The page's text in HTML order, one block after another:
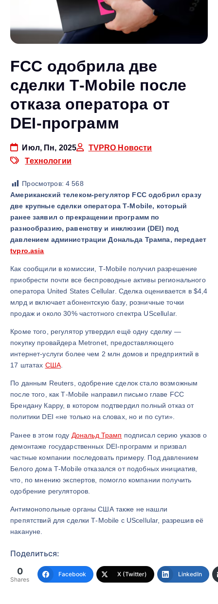
FCC одобрила две
сделки T‑Mobile после
отказа оператора от
DEI‑программ
Июл, Пн, 2025
TVPRO Новости
Технологии
Просмотров: 4 568
Американский телеком‑регулятор FCC одобрил сразу
две крупные сделки оператора T‑Mobile, который
ранее заявил о прекращении программ по
разнообразию, равенству и инклюзии (DEI) под
давлением администрации Дональда Трампа, передает
tvpro.asia
Как сообщили в комиссии, T‑Mobile получил разрешение
приобрести почти все беспроводные активы регионального
оператора United States Cellular. Сделка оценивается в $4,4
млрд и включает абонентскую базу, розничные точки
продаж и около 30% частотного спектра UScellular.
Кроме того, регулятор утвердил ещё одну сделку —
покупку провайдера Metronet, предоставляющего
интернет‑услуги более чем 2 млн домов и предприятий в
17 штатах США.
По данным Reuters, одобрение сделок стало возможным
после того, как T‑Mobile направил письмо главе FCC
Брендану Карру, в котором подтвердил полный отказ от
политики DEI «не только на словах, но и по сути».
Ранее в этом году Дональд Трамп подписал серию указов о
демонтаже государственных DEI‑программ и призвал
частные компании последовать примеру. Под давлением
Белого дома T‑Mobile отказался от подобных инициатив,
что, по мнению экспертов, помогло компании получить
одобрение регуляторов.
Антимонопольные органы США также не нашли
препятствий для сделки T‑Mobile с UScellular, разрешив её
накануне.
Поделиться:
0
Shares
Facebook X (Twitter) LinkedIn